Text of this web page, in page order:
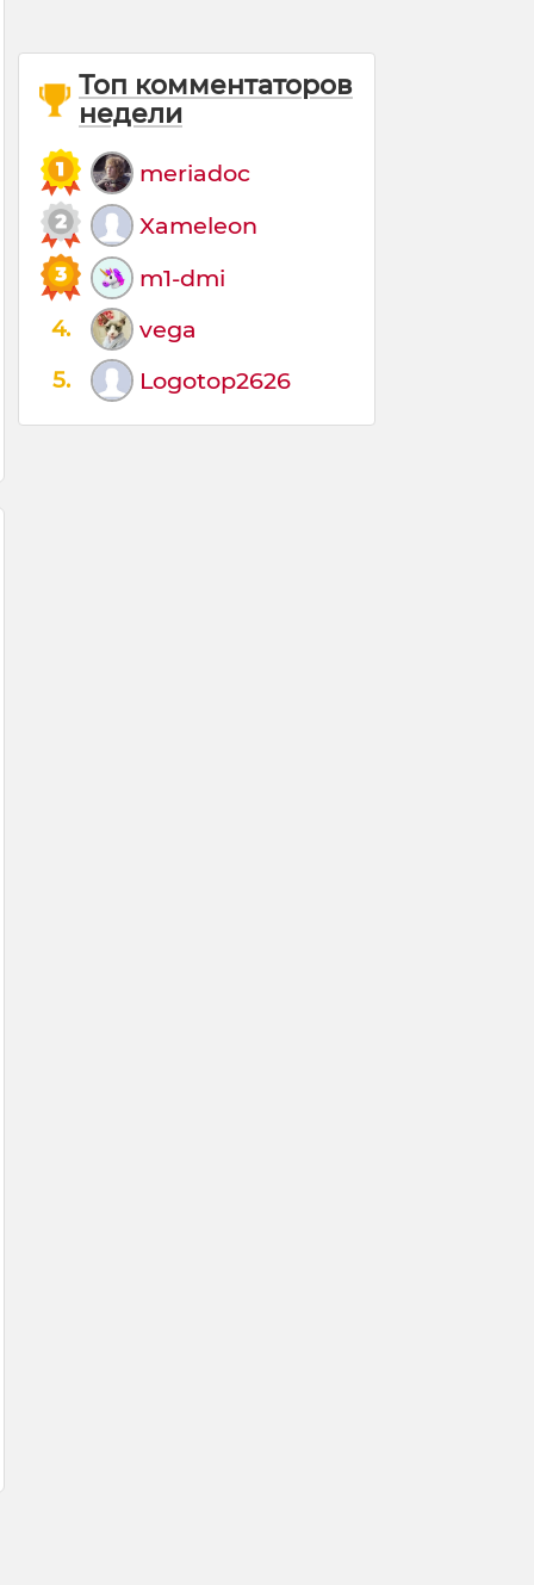
Топ комментаторов
недели
meriadoc
Xameleon
m1-dmi
4. vega
5. Logotop2626